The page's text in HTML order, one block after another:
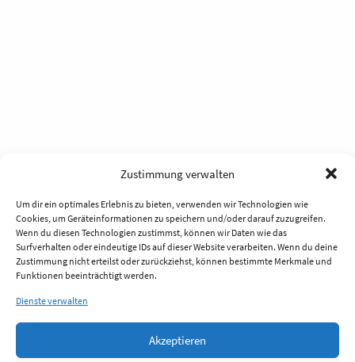
Zustimmung verwalten
Um dir ein optimales Erlebnis zu bieten, verwenden wir Technologien wie
Cookies, um Geräteinformationen zu speichern und/oder darauf zuzugreifen.
Wenn du diesen Technologien zustimmst, können wir Daten wie das
Surfverhalten oder eindeutige IDs auf dieser Website verarbeiten. Wenn du deine
Zustimmung nicht erteilst oder zurückziehst, können bestimmte Merkmale und
Funktionen beeinträchtigt werden.
Dienste verwalten
Akzeptieren